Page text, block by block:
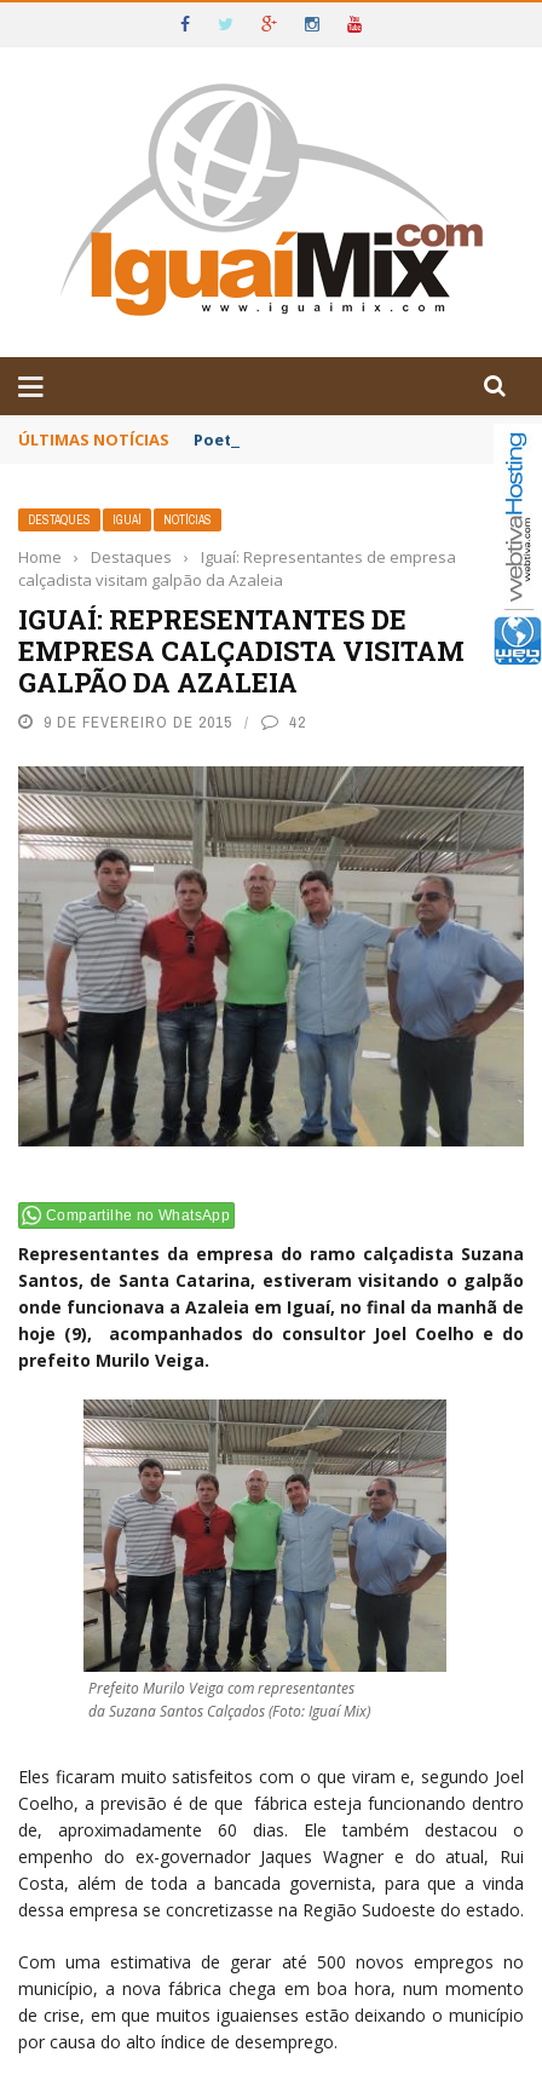
IGUAÍ E SUDOESTE DA BAHIA
ÚLTIMAS NOTÍCIAS Poetas baianos representam o Brasil no
DESTAQUES IGUAÍ NOTÍCIAS
Home › Destaques ›
Iguaí: Representantes de empresa
calçadista visitam galpão da Azaleia
IGUAÍ: REPRESENTANTES DE
EMPRESA CALÇADISTA VISITAM
GALPÃO DA AZALEIA
9 DE FEVEREIRO DE 2015 42
Compartilhe no WhatsApp
Representantes da empresa do ramo calçadista Suzana
Santos, de Santa Catarina, estiveram visitando o galpão
onde funcionava a Azaleia em Iguaí, no final da manhã de
hoje (9), acompanhados do consultor Joel Coelho e do
prefeito Murilo Veiga.
Prefeito Murilo Veiga com representantes
da Suzana Santos Calçados (Foto: Iguaí Mix)
Eles ficaram muito satisfeitos com o que viram e, segundo Joel
Coelho, a previsão é de que fábrica esteja funcionando dentro
de, aproximadamente 60 dias. Ele também destacou o
empenho do ex-governador Jaques Wagner e do atual, Rui
Costa, além de toda a bancada governista, para que a vinda
dessa empresa se concretizasse na Região Sudoeste do estado.
Com uma estimativa de gerar até 500 novos empregos no
município, a nova fábrica chega em boa hora, num momento
de crise, em que muitos iguaienses estão deixando o município
por causa do alto índice de desemprego.